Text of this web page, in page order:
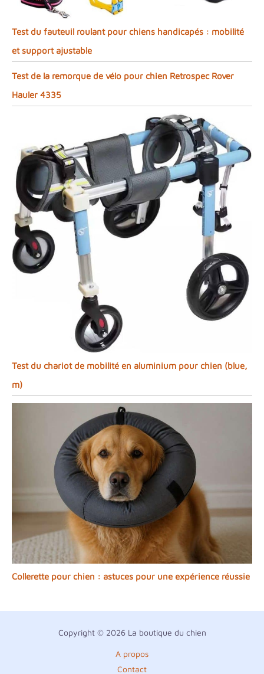
Test du fauteuil roulant pour chiens handicapés : mobilité
et support ajustable
Test de la remorque de vélo pour chien Retrospec Rover
Hauler 4335
Test du chariot de mobilité en aluminium pour chien (blue,
m)
Collerette pour chien : astuces pour une expérience réussie
Copyright © 2026 La boutique du chien
A propos
Contact